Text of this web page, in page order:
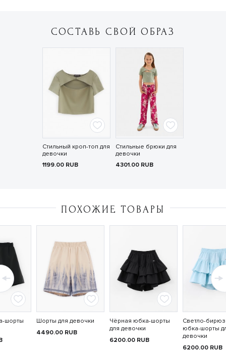
СОСТАВЬ СВОЙ ОБРАЗ
Стильный кроп-топ для
девочки
1199.00 RUB
Стильные брюки для
девочки
4301.00 RUB
ПОХОЖИЕ ТОВАРЫ
шорты
Шорты для девочки
4490.00 RUB
Чёрная юбка-шорты
для девочки
6200.00 RUB
Светло-
юбка-шорты
девочки
6200.00 RUB